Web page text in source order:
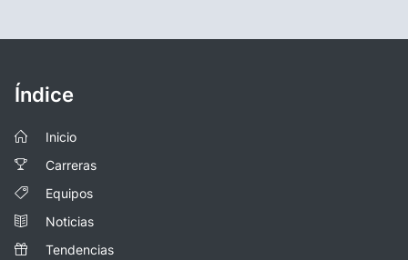
Índice
Inicio
Carreras
Equipos
Noticias
Tendencias